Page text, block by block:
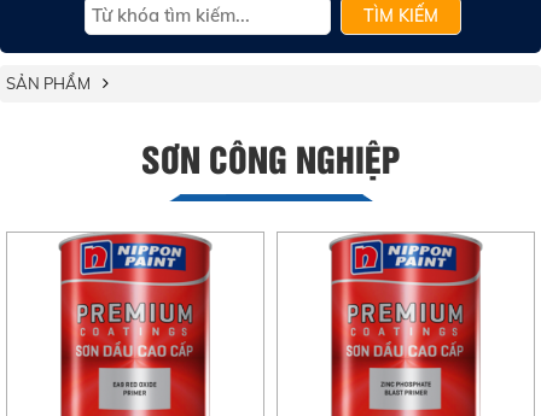
TÌM KIẾM
SẢN PHẨM
SƠN CÔNG NGHIỆP